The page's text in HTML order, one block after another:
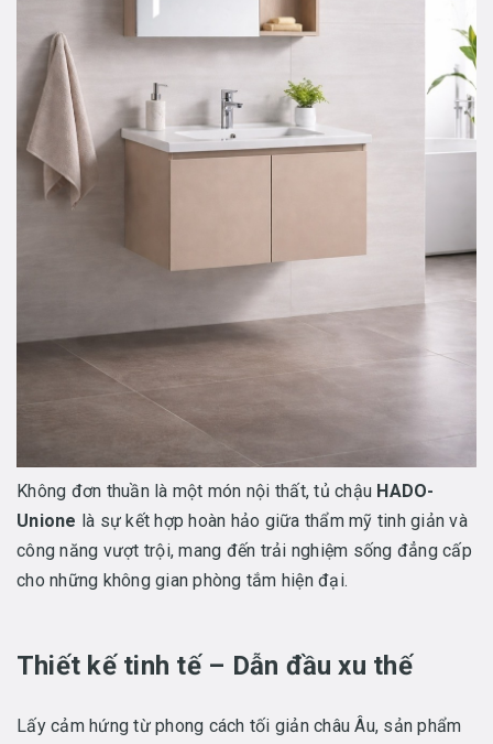
Không đơn thuần là một món nội thất, tủ chậu HADO-
Unione là sự kết hợp hoàn hảo giữa thẩm mỹ tinh giản và
công năng vượt trội, mang đến trải nghiệm sống đẳng cấp
cho những không gian phòng tắm hiện đại.
Thiết kế tinh tế – Dẫn đầu xu thế
Lấy cảm hứng từ phong cách tối giản châu Âu, sản phẩm